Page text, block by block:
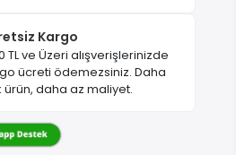
Kargo
TL ve Üzeri alışverişlerinizde
ücreti ödemezsiniz. Daha
ürün, daha az maliyet.